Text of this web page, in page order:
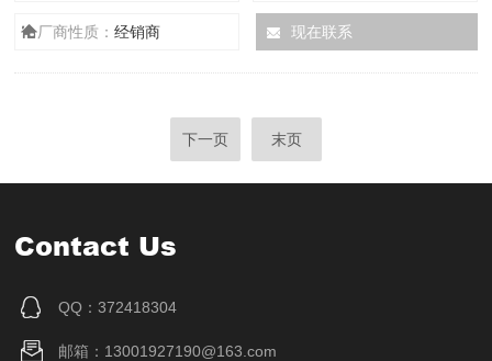
以使您获得比传统紫外吸光法更加精确的结果。
厂商性质：经销商 现在联系
下一页 末页
Contact Us
QQ：372418304
邮箱：13001927190@163.com